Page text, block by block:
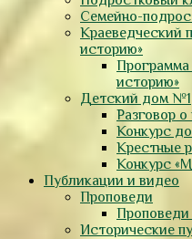
Семейно-
Краеведческий
историю»
Программа
историю»
Детский дом №1
Разговор
Конкурс
Крестные
Конкурс
Публикации и видео
Проповеди
Проповеди
Исторические